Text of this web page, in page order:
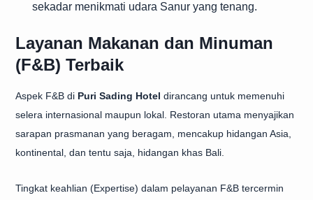
sekadar menikmati udara Sanur yang tenang.
Layanan Makanan dan Minuman
(F&B) Terbaik
Aspek F&B di Puri Sading Hotel dirancang untuk memenuhi
selera internasional maupun lokal. Restoran utama menyajikan
sarapan prasmanan yang beragam, mencakup hidangan Asia,
kontinental, dan tentu saja, hidangan khas Bali.
Tingkat keahlian (Expertise) dalam pelayanan F&B tercermin